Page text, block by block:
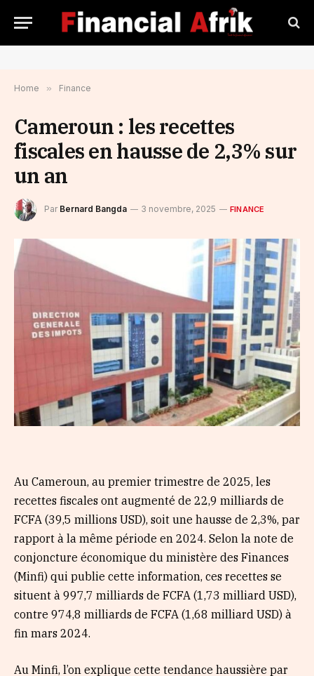
Home » Finance
Cameroun : les recettes
fiscales en hausse de 2,3% sur
un an
Par Bernard Bangda 3 novembre, 2025 FINANCE
Au Cameroun, au premier trimestre de 2025, les
recettes fiscales ont augmenté de 22,9 milliards de
FCFA (39,5 millions USD), soit une hausse de 2,3%, par
rapport à la même période en 2024. Selon la note de
conjoncture économique du ministère des Finances
(Minfi) qui publie cette information, ces recettes se
situent à 997,7 milliards de FCFA (1,73 milliard USD),
contre 974,8 milliards de FCFA (1,68 milliard USD) à
fin mars 2024.
Au Minfi, l’on explique cette tendance haussière par